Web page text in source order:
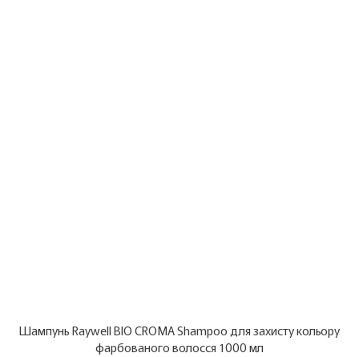
Шампунь Raywell BIO CROMA Shampoo для захисту кольору
фарбованого волосся 1000 мл